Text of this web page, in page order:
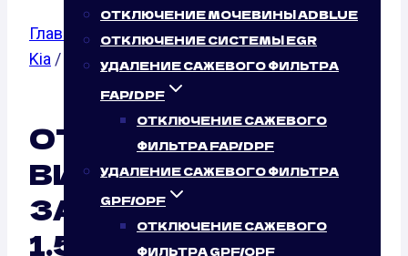
ОТКЛЮЧЕНИЕ МОЧЕВИНЫ ADBLUE
ОТКЛЮЧЕНИЕ СИСТЕМЫ EGR
УДАЛЕНИЕ САЖЕВОГО ФИЛЬТРА
FAP/DPF
ОТКЛЮЧЕНИЕ САЖЕВОГО
ФИЛЬТРА FAP/DPF
УДАЛЕНИЕ САЖЕВОГО ФИЛЬТРА
GPF/OPF
ОТКЛЮЧЕНИЕ САЖЕВОГО
ФИЛЬТРА GPF/OPF
Главная /Отключение вихревых заслонок
Kia / Rio/ 1.5
ОТКЛЮЧЕНИЕ
ВИХРЕВЫХ
ЗАСЛОНОК KIA RIO
1.5 (108 Л.С.): НУЖНО